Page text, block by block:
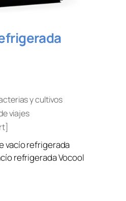
y cultivos
viajes
vacío refrigerada
refrigerada Vocool